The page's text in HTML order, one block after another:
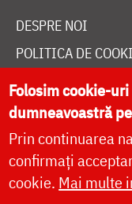
DESPRE NOI
POLITICA DE
DONEAZĂ ONLINE
LIVE
Folosim cookie-
dumneavoastră
Prin continuarea
confirmați
cookie. Mai multe